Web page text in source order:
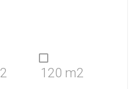
2 120 m2